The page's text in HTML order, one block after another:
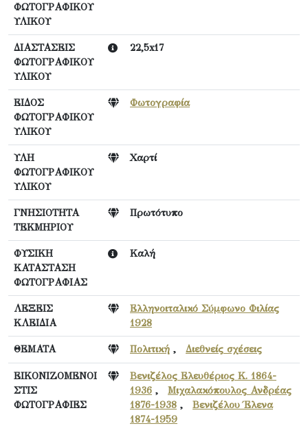
ΦΩΤΟΓΡΑΦΙΚΟΥ
ΥΛΙΚΟΥ
ΔΙΑΣΤΑΣΕΙΣ
ΦΩΤΟΓΡΑΦΙΚΟΥ
ΥΛΙΚΟΥ
22,5x17
ΕΙΔΟΣ
ΦΩΤΟΓΡΑΦΙΚΟΥ
ΥΛΙΚΟΥ
Φωτογραφία
ΥΛΗ
ΦΩΤΟΓΡΑΦΙΚΟΥ
ΥΛΙΚΟΥ
Χαρτί
ΓΝΗΣΙΟΤΗΤΑ
ΤΕΚΜΗΡΙΟΥ
Πρωτότυπο
ΦΥΣΙΚΗ
ΚΑΤΑΣΤΑΣΗ
ΦΩΤΟΓΡΑΦΙΑΣ
Καλή
ΛΕΞΕΙΣ
ΚΛΕΙΔΙΑ
Ελληνοιταλικό Σύμφωνο Φιλίας
1928
ΘΕΜΑΤΑ Πολιτική , Διεθνείς σχέσεις
ΕΙΚΟΝΙΖΟΜΕΝΟΙ
ΣΤΙΣ
ΦΩΤΟΓΡΑΦΙΕΣ
Βενιζέλος Ελευθέριος Κ. 1864-
1936 , Μιχαλακόπουλος Ανδρέας
1876-1938 , Βενιζέλου Έλενα
1874-1959